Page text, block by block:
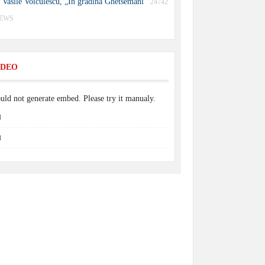
24742
not generate embed. Please try it manualy.